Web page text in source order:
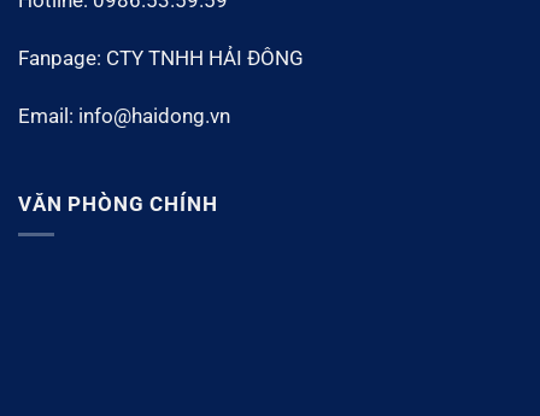
Fanpage: CTY TNHH HẢI ĐÔNG
Email: info@haidong.vn
VĂN PHÒNG CHÍNH